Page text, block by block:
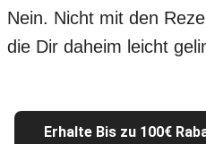
Nein. Nicht mit den
die Dir daheim leicht
Erhalte Bis zu 100€